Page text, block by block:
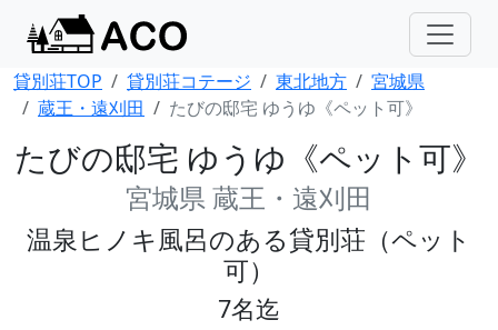
貸別荘TOP 貸別荘コテージ 東北地方
宮城県
蔵王・遠刈田
たびの邸宅 ゆうゆ《ペット可》
たびの邸宅 ゆうゆ《ペット可》
宮城県 蔵王・遠刈田
温泉ヒノキ風呂のある貸別荘（ペット
可）
7名迄